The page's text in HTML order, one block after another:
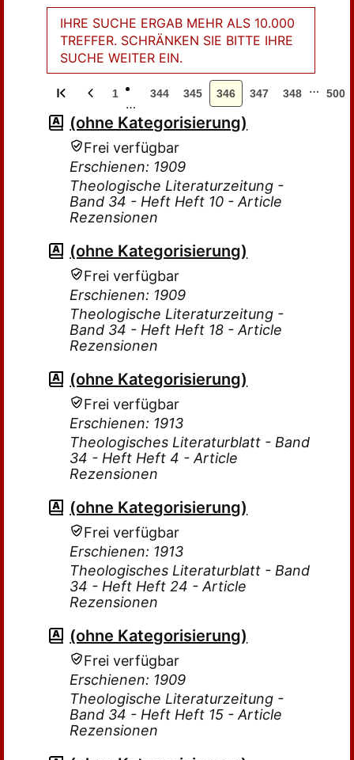
IHRE SUCHE ERGAB MEHR ALS 10.000
TREFFER. SCHRÄNKEN SIE BITTE IHRE
SUCHE WEITER EIN.
1
…
344 345 346 347 348 … 500
(ohne Kategorisierung)
Frei verfügbar
Erschienen: 1909
Theologische Literaturzeitung -
Band 34 - Heft Heft 10 - Article
Rezensionen
(ohne Kategorisierung)
Frei verfügbar
Erschienen: 1909
Theologische Literaturzeitung -
Band 34 - Heft Heft 18 - Article
Rezensionen
(ohne Kategorisierung)
Frei verfügbar
Erschienen: 1913
Theologisches Literaturblatt - Band
34 - Heft Heft 4 - Article
Rezensionen
(ohne Kategorisierung)
Frei verfügbar
Erschienen: 1913
Theologisches Literaturblatt - Band
34 - Heft Heft 24 - Article
Rezensionen
(ohne Kategorisierung)
Frei verfügbar
Erschienen: 1909
Theologische Literaturzeitung -
Band 34 - Heft Heft 15 - Article
Rezensionen